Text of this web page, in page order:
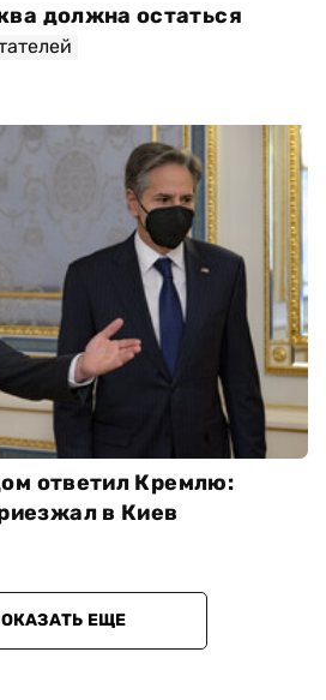
должна остаться
ответил Кремлю:
в Киев
ЕЩЕ